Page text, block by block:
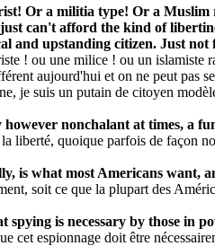
Or a militia type! Or a
can't afford the kind of
and upstanding citizen. Just not
! ou une milice ! ou un islamiste
aujourd'hui et on ne peut pas
je suis un putain de citoyen
nonchalant at times, a
liberté, quoique parfois de façon
is what most Americans want,
soit ce que la plupart des
spying is necessary by those in
cet espionnage doit être